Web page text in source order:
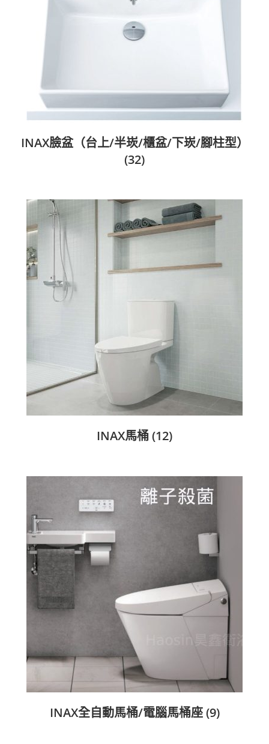
INAX臉盆（台上/半崁/櫃盆/下崁/腳柱型）
(32)
INAX馬桶 (12)
INAX全自動馬桶/電腦馬桶座(9)